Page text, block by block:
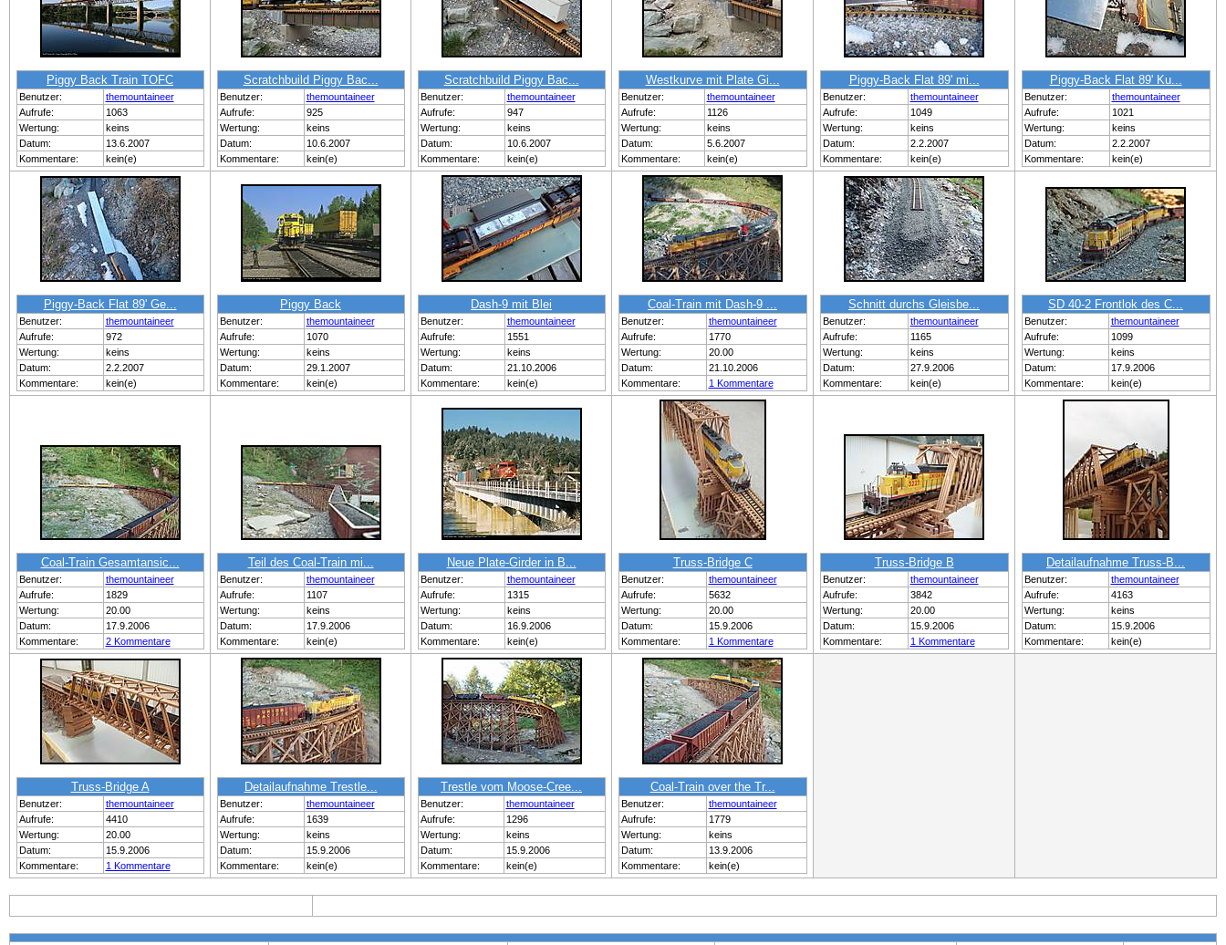
Piggy Back Train TOFC
Benutzer:
themountaineer
Aufrufe:
1063
Wertung:
keins
Datum:
13.6.2007
Kommentare:
kein(e)
Scratchbuild Piggy Bac...
Benutzer:
themountaineer
Aufrufe:
925
Wertung:
keins
Datum:
10.6.2007
Kommentare:
kein(e)
Scratchbuild Piggy Bac...
Benutzer:
themountaineer
Aufrufe:
947
Wertung:
keins
Datum:
10.6.2007
Kommentare:
kein(e)
Westkurve mit Plate Gi...
Benutzer:
themountaineer
Aufrufe:
1126
Wertung:
keins
Datum:
5.6.2007
Kommentare:
kein(e)
Piggy-Back Flat 89' mi...
Benutzer:
themountaineer
Aufrufe:
1049
Wertung:
keins
Datum:
2.2.2007
Kommentare:
kein(e)
Piggy-Back Flat 89' Ku...
Benutzer:
themountaineer
Aufrufe:
1021
Wertung:
keins
Datum:
2.2.2007
Kommentare:
kein(e)
Piggy-Back Flat 89' Ge...
Benutzer:
themountaineer
Aufrufe:
972
Wertung:
keins
Datum:
2.2.2007
Kommentare:
kein(e)
Piggy Back
Benutzer:
themountaineer
Aufrufe:
1070
Wertung:
keins
Datum:
29.1.2007
Kommentare:
kein(e)
Dash-9 mit Blei
Benutzer:
themountaineer
Aufrufe:
1551
Wertung:
keins
Datum:
21.10.2006
Kommentare:
kein(e)
Coal-Train mit Dash-9 ...
Benutzer:
themountaineer
Aufrufe:
1770
Wertung:
20.00
Datum:
21.10.2006
Kommentare:
1 Kommentare
Schnitt durchs Gleisbe...
Benutzer:
themountaineer
Aufrufe:
1165
Wertung:
keins
Datum:
27.9.2006
Kommentare:
kein(e)
SD 40-2 Frontlok des C...
Benutzer:
themountaineer
Aufrufe:
1099
Wertung:
keins
Datum:
17.9.2006
Kommentare:
kein(e)
Coal-Train Gesamtansic...
Benutzer:
themountaineer
Aufrufe:
1829
Wertung:
20.00
Datum:
17.9.2006
Kommentare:
2 Kommentare
Teil des Coal-Train mi...
Benutzer:
themountaineer
Aufrufe:
1107
Wertung:
keins
Datum:
17.9.2006
Kommentare:
kein(e)
Neue Plate-Girder in B...
Benutzer:
themountaineer
Aufrufe:
1315
Wertung:
keins
Datum:
16.9.2006
Kommentare:
kein(e)
Truss-Bridge C
Benutzer:
themountaineer
Aufrufe:
5632
Wertung:
20.00
Datum:
15.9.2006
Kommentare:
1 Kommentare
Truss-Bridge B
Benutzer:
themountaineer
Aufrufe:
3842
Wertung:
20.00
Datum:
15.9.2006
Kommentare:
1 Kommentare
Detailaufnahme Truss-B...
Benutzer:
themountaineer
Aufrufe:
4163
Wertung:
keins
Datum:
15.9.2006
Kommentare:
kein(e)
Truss-Bridge A
Benutzer:
themountaineer
Aufrufe:
4410
Wertung:
20.00
Datum:
15.9.2006
Kommentare:
1 Kommentare
Detailaufnahme Trestle...
Benutzer:
themountaineer
Aufrufe:
1639
Wertung:
keins
Datum:
15.9.2006
Kommentare:
kein(e)
Trestle vom Moose-Cree...
Benutzer:
themountaineer
Aufrufe:
1296
Wertung:
keins
Datum:
15.9.2006
Kommentare:
kein(e)
Coal-Train over the Tr...
Benutzer:
themountaineer
Aufrufe:
1779
Wertung:
keins
Datum:
13.9.2006
Kommentare:
kein(e)